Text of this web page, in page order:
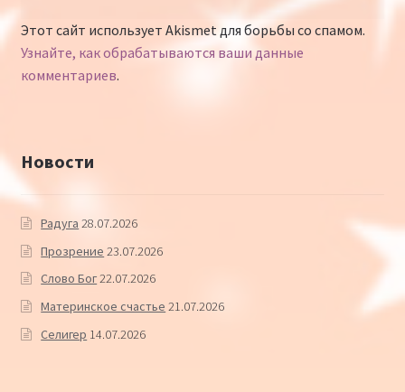
Этот сайт использует Akismet для борьбы со спамом.
Узнайте, как обрабатываются ваши данные
комментариев.
Новости
Радуга 28.07.2026
Прозрение 23.07.2026
Слово Бог22.07.2026
Материнское счастье 21.07.2026
Селигер 14.07.2026